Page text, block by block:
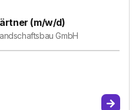
(m/w/d)
GmbH